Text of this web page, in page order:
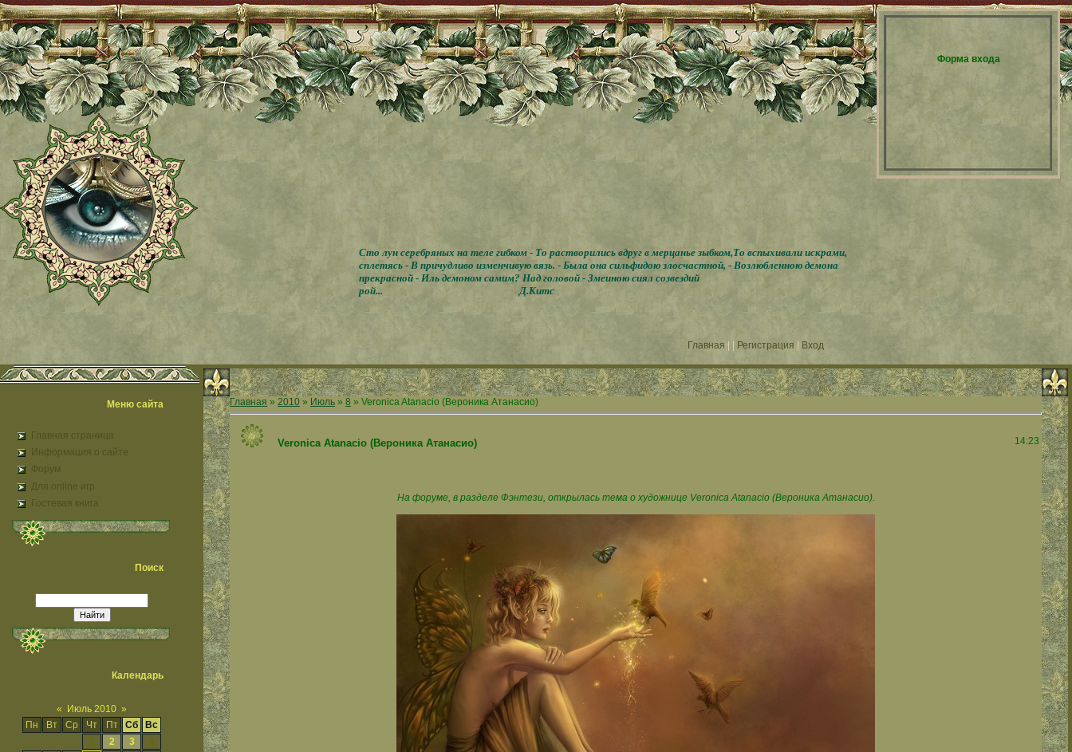
Сто лун серебряных на теле гибком - То растворились вдруг в мерцанье зыбком,То вспыхивали искрами,
сплетясь - В причудливо изменчивую вязь. - Была она сильфидою злосчастной, - Возлюбленною демона
прекрасной - Иль демоном самим? Над головой - Змеиною сиял созвездий
рой...
Д.Китс
Главная Регистрация Вход
Форма входа
Меню сайта
Главная страница
Информация о сайте
Форум
Для online игр
Гостевая книга
Поиск
Календарь
« Июль 2010 »
Пн
Вт Ср Чт Пт Сб
Вс
1
2 3
4
Главная » 2010 » Июль » 8 » Veronica Atanacio (Вероника Атанасио)
Veronica Atanacio (Вероника Атанасио) 14:23
На форуме, в разделе Фэнтези, открылась тема о художнице Veronica Atanacio (Вероника Атанасио).